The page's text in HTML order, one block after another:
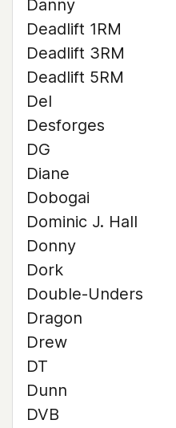
Danny
Deadlift 1RM
Deadlift 3RM
Deadlift 5RM
Del
Desforges
DG
Diane
Dobogai
Dominic J. Hall
Donny
Dork
Double-Unders
Dragon
Drew
DT
Dunn
DVB